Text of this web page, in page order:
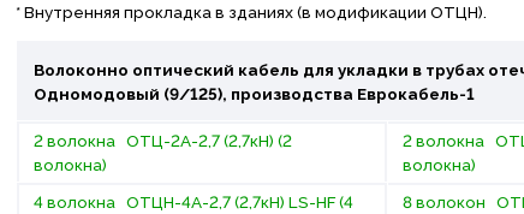
* Внутренняя прокладка в зданиях (в модификации ОТЦН).
Волоконно оптический кабель для укладки в трубах
Одномодовый (9/125), производства Еврокабель-1
2 волокна ОТЦ-2А-2,7 (2,7кН) (2
волокна)
2 волокна
волокна)
4 волокна ОТЦН-4А-2,7 (2,7кН) LS-HF (4
8 волокон